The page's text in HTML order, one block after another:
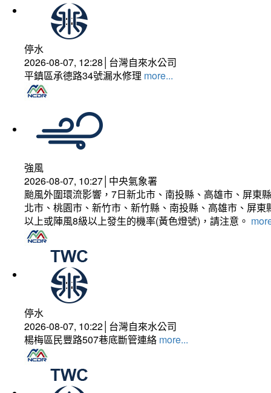
停水
2026-08-07, 12:28│台灣自來水公司
平鎮區承德路34號漏水修理 more...
強風
2026-08-07, 10:27│中央氣象署
颱風外圍環流影響，7日新北市、南投縣、高雄市、屏東
北市、桃園市、新竹市、新竹縣、南投縣、高雄市、屏
以上或陣風8級以上發生的機率(黃色燈號)，請注意。
停水
2026-08-07, 10:22│台灣自來水公司
楊梅區民豐路507巷底斷管連絡 more...